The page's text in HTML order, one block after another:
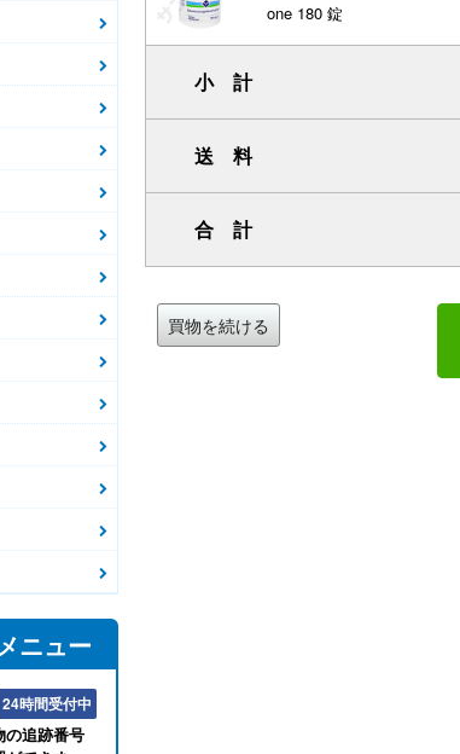
ニュー
24時間受付中
の追跡番号
one 180 錠
小 計
送 料
合 計
買物を続ける